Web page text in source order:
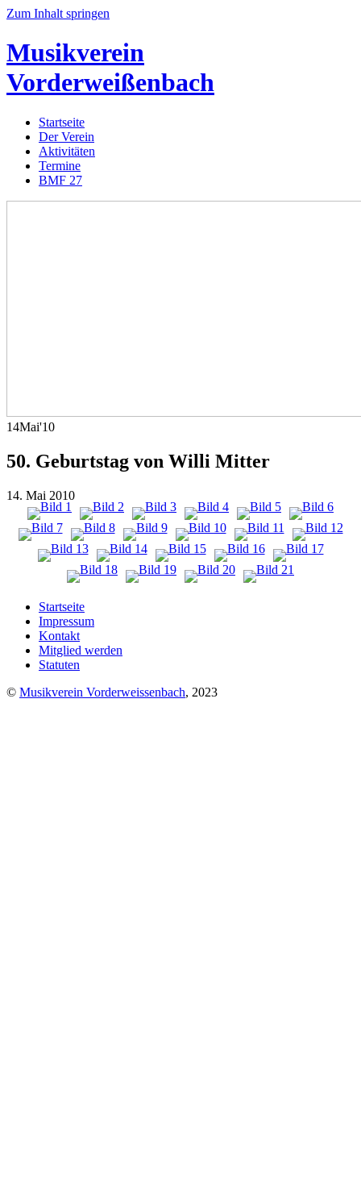
Zum Inhalt springen
Musikverein
Vorderweißenbach
Startseite
Der Verein
Aktivitäten
Termine
BMF 27
14Mai'10
50. Geburtstag von Willi Mitter
14. Mai 2010
Startseite
Impressum
Kontakt
Mitglied werden
Statuten
© Musikverein Vorderweissenbach, 2023